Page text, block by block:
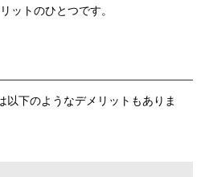
ットのひとつです。
以下のようなデメリットもありま